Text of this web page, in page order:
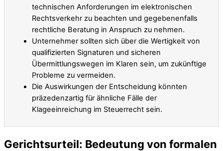
technischen Anforderungen im elektronischen
Rechtsverkehr zu beachten und gegebenenfalls
rechtliche Beratung in Anspruch zu nehmen.
Unternehmer sollten sich über die Wertigkeit von
qualifizierten Signaturen und sicheren
Übermittlungswegen im Klaren sein, um zukünftige
Probleme zu vermeiden.
Die Auswirkungen der Entscheidung könnten
präzedenzartig für ähnliche Fälle der
Klageeinreichung im Steuerrecht sein.
Gerichtsurteil: Bedeutung von formalen